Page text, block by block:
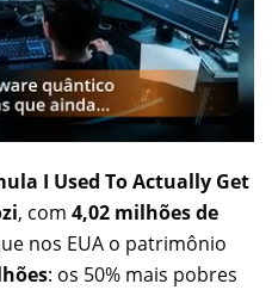
I Used To Actually Get
, com 4,02 milhões de
nos EUA o patrimônio
: os 50% mais pobres